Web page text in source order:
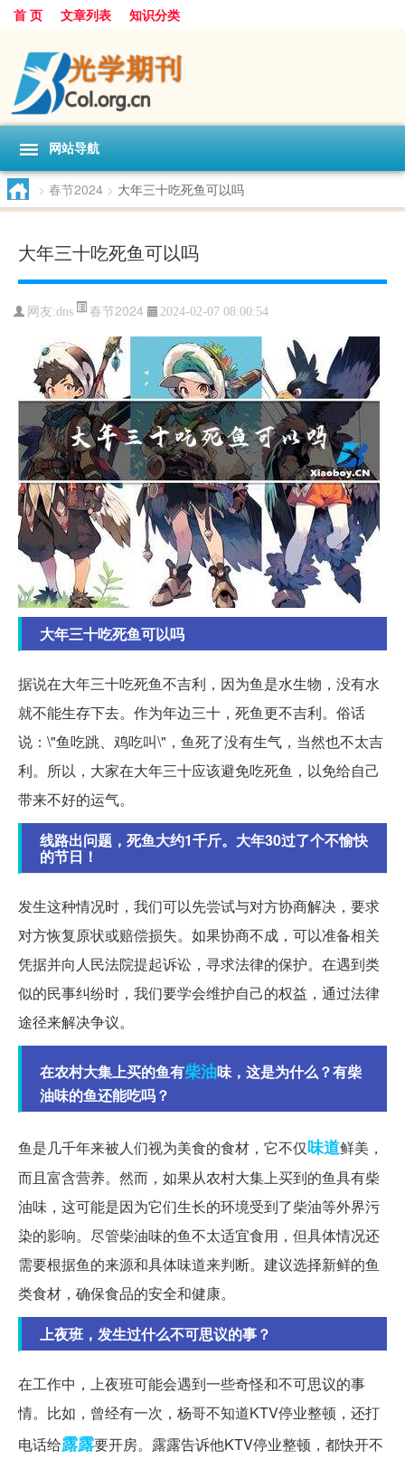
首 页 文章列表 知识分类
网站导航
> 春节2024 > 大年三十吃死鱼可以吗
大年三十吃死鱼可以吗
网友:dns 春节2024 2024-02-07 08:00:54
大年三十吃死鱼可以吗
据说在大年三十吃死鱼不吉利，因为鱼是水生物，没有水
就不能生存下去。作为年边三十，死鱼更不吉利。俗话
说：\"鱼吃跳、鸡吃叫\"，鱼死了没有生气，当然也不太吉
利。所以，大家在大年三十应该避免吃死鱼，以免给自己
带来不好的运气。
线路出问题，死鱼大约1千斤。大年30过了个不愉快
的节日！
发生这种情况时，我们可以先尝试与对方协商解决，要求
对方恢复原状或赔偿损失。如果协商不成，可以准备相关
凭据并向人民法院提起诉讼，寻求法律的保护。在遇到类
似的民事纠纷时，我们要学会维护自己的权益，通过法律
途径来解决争议。
在农村大集上买的鱼有柴油味，这是为什么？有柴
油味的鱼还能吃吗？
鱼是几千年来被人们视为美食的食材，它不仅味道鲜美，
而且富含营养。然而，如果从农村大集上买到的鱼具有柴
油味，这可能是因为它们生长的环境受到了柴油等外界污
染的影响。尽管柴油味的鱼不太适宜食用，但具体情况还
需要根据鱼的来源和具体味道来判断。建议选择新鲜的鱼
类食材，确保食品的安全和健康。
上夜班，发生过什么不可思议的事？
在工作中，上夜班可能会遇到一些奇怪和不可思议的事
情。比如，曾经有一次，杨哥不知道KTV停业整顿，还打
电话给露露要开房。露露告诉他KTV停业整顿，都快开不